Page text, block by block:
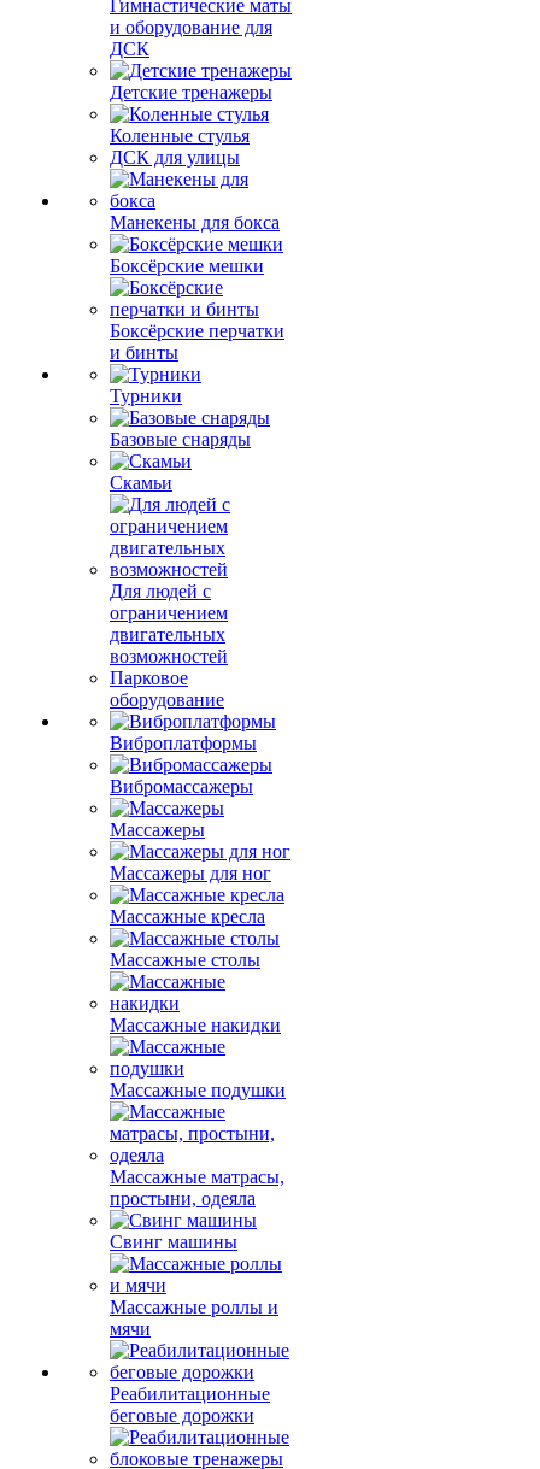
Гимнастические маты
и оборудование для
ДСК
Детские тренажеры
Коленные стулья
ДСК для улицы
Манекены для бокса
Боксёрские мешки
Боксёрские перчатки
и бинты
Турники
Базовые снаряды
Скамьи
Для людей с
ограничением
двигательных
возможностей
Парковое
оборудование
Виброплатформы
Вибромассажеры
Массажеры
Массажеры для ног
Массажные кресла
Массажные столы
Массажные накидки
Массажные подушки
Массажные матрасы,
простыни, одеяла
Свинг машины
Массажные роллы и
мячи
Реабилитационные
беговые дорожки